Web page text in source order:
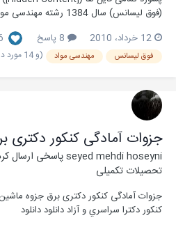
(فوق لیسانس) سال 1384 رشته
ترمو دینامیک و خواص فیزیکی مواد است.
مکانیکی مواد،...
12 خرداد، 2010 8 پاسخ 6
فوق لیسانس مهندسی مواد (و 14 مورد دیگر)
جزوات آمادگی کنکور دکتری
seyed mehdi hoseyniپاسخی ارسال
تحصیلات تکمیلی
كنكور دكترا سراسري و آزاد دانلود دانلود